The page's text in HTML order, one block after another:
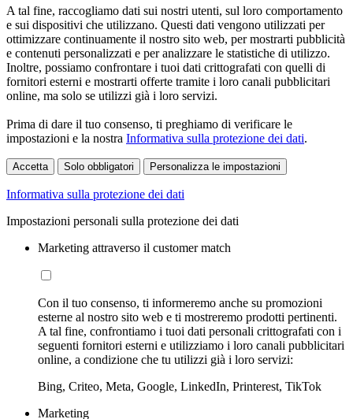
A tal fine, raccogliamo dati sui nostri utenti, sul loro comportamento
e sui dispositivi che utilizzano. Questi dati vengono utilizzati per
ottimizzare continuamente il nostro sito web, per mostrarti pubblicità
e contenuti personalizzati e per analizzare le statistiche di utilizzo.
Inoltre, possiamo confrontare i tuoi dati crittografati con quelli di
fornitori esterni e mostrarti offerte tramite i loro canali pubblicitari
online, ma solo se utilizzi già i loro servizi.
Prima di dare il tuo consenso, ti preghiamo di verificare le
impostazioni e la nostra Informativa sulla protezione dei dati.
Accetta Solo obbligatori Personalizza le impostazioni
Informativa sulla protezione dei dati
Impostazioni personali sulla protezione dei dati
Marketing attraverso il customer match
Con il tuo consenso, ti informeremo anche su promozioni
esterne al nostro sito web e ti mostreremo prodotti pertinenti.
A tal fine, confrontiamo i tuoi dati personali crittografati con i
seguenti fornitori esterni e utilizziamo i loro canali pubblicitari
online, a condizione che tu utilizzi già i loro servizi:
Bing, Criteo, Meta, Google, LinkedIn, Printerest, TikTok
Marketing